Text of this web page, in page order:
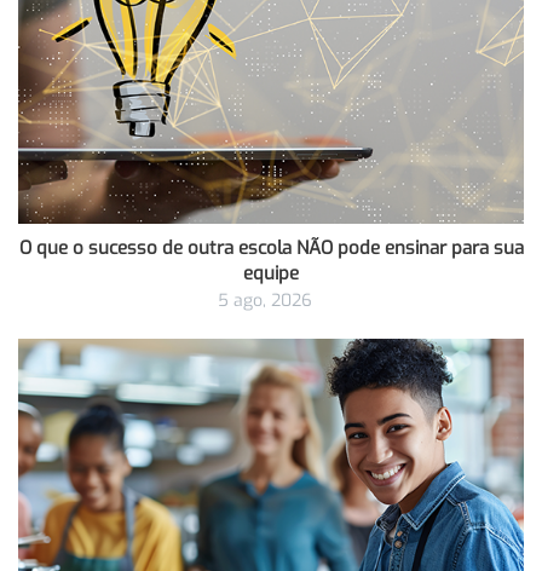
O que o sucesso de outra escola NÃO pode ensinar para sua
equipe
5 ago, 2026